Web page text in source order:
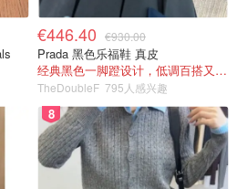
€446.40 €930.00
Prada 黑色乐福鞋 真皮
经典黑色一脚蹬设计，低调百搭又高级
TheDoubleF 795人感兴趣
8